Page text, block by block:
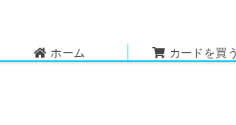
ホーム カードを買う